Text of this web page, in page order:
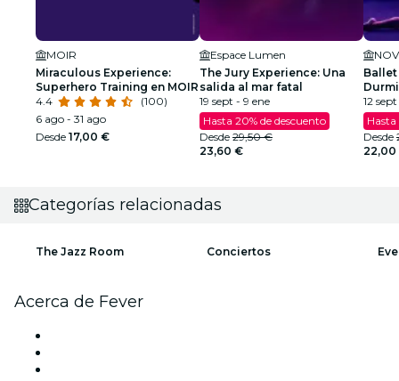
MOIR
Miraculous Experience:
Superhero Training en MOIR
4.4
(100)
6 ago - 31 ago
Desde 17,00 €
Espace Lumen
The Jury Experience: Una
salida al mar fatal
19 sept - 9 ene
Hasta 20% de descuento
Desde 29,50 €
23,60 €
Ballet
12
Hasta
Desde
22,00
Categorías relacionadas
The Jazz Room Conciertos
Acerca de Fever